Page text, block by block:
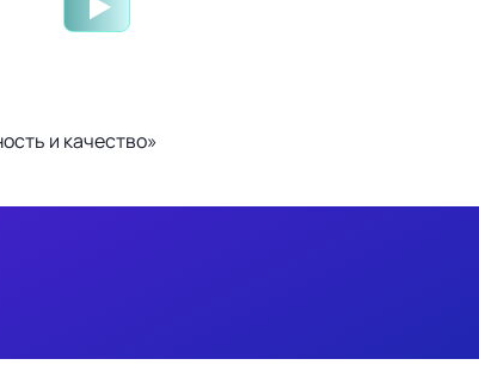
и качество»